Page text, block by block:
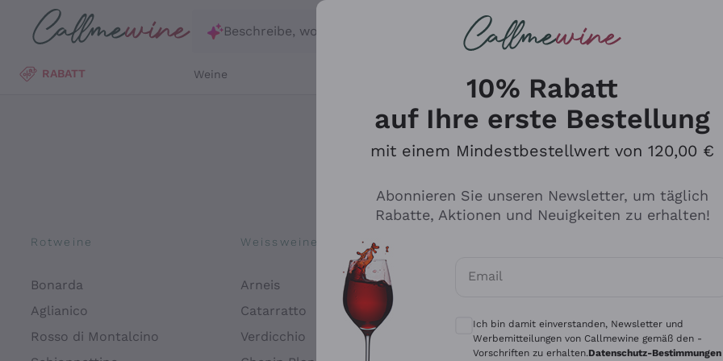
Zum Hauptinhalt springen
Beschreibe, wonach du suchst
RABATT Weine
Rotweine
Bonarda
Aglianico
Rosso di Montalcino
Weissweine
Arneis
Catarratto
Verdicchio
Tenuta San Leonardo
Alessandra Divella
Für
10% Rabatt
auf Ihre erste Bestellung
mit einem Mindestbestellwert von 120,00 €
Abonnieren Sie unseren Newsletter, um täglich
Rabatte, Aktionen und Neuigkeiten zu erhalten!
Email
Optionale Einwilligungen zum Erhalt von
Ich bin damit einverstanden, Newsletter und
Werbemitteilungen von Callmewine gemäß den -
Vorschriften zu erhalten.Datenschutz-Bestimmungen